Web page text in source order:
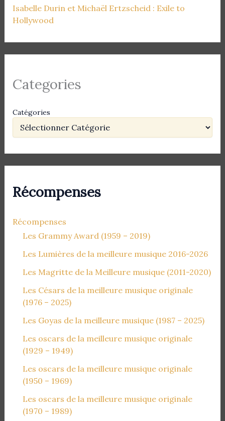
Isabelle Durin et Michaël Ertzscheid : Exile to
Hollywood
Categories
Catégories
Récompenses
Récompenses
Les Grammy Award (1959 – 2019)
Les Lumières de la meilleure musique 2016-2026
Les Magritte de la Meilleure musique (2011-2020)
Les Césars de la meilleure musique originale
(1976 – 2025)
Les Goyas de la meilleure musique (1987 – 2025)
Les oscars de la meilleure musique originale
(1929 – 1949)
Les oscars de la meilleure musique originale
(1950 – 1969)
Les oscars de la meilleure musique originale
(1970 – 1989)